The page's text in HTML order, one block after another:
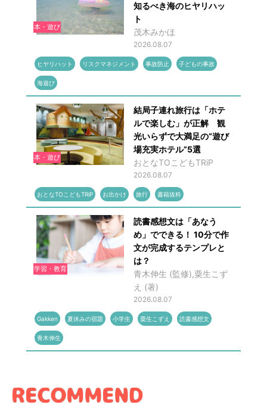
本・遊び
知るべき海のヒヤリハッ
ト
茂木みかほ
2026.08.07
ヒヤリハット リスクマネジメント 事故防止 子どもの事故
海遊び
本・遊び
結局子連れ旅行は「ホテ
ルで楽しむ」が正解 観
光いらずで大満足の“遊び
場充実ホテル”5選
おとなTOこどもTRiP
2026.08.07
おとなTOこどもTRiP お出かけ 旅行 書籍抜粋
学習・教育
読書感想文は「あなう
め」でできる！ 10分で作
文が完成するテンプレと
は？
青木伸生 (監修),粟生こず
え (著)
2026.08.07
Gakken 夏休みの宿題 小学生 粟生こずえ 読書感想文
青木伸生